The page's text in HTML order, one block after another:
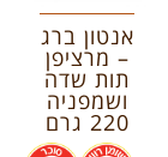
אנטון ברג
– מרציפן
תות שדה
ושמפניה
220 גרם